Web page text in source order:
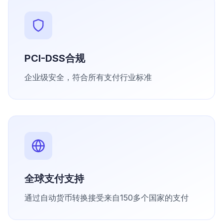
PCI-DSS合规
企业级安全，符合所有支付行业标准
全球支付支持
通过自动货币转换接受来自150多个国家的支付